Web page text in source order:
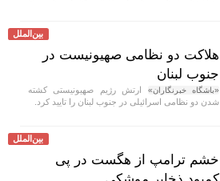
بین‌الملل
هلاکت دو نظامی صهیونیست در
جنوب لبنان
«باشگاه خبرنگاران» ارتش رژیم صهیونیستی کشته
شدن دو نظامی اسرائیلی در جنوب لبنان را تایید کرد.
بین‌الملل
خشم ترامپ از هگست در پی